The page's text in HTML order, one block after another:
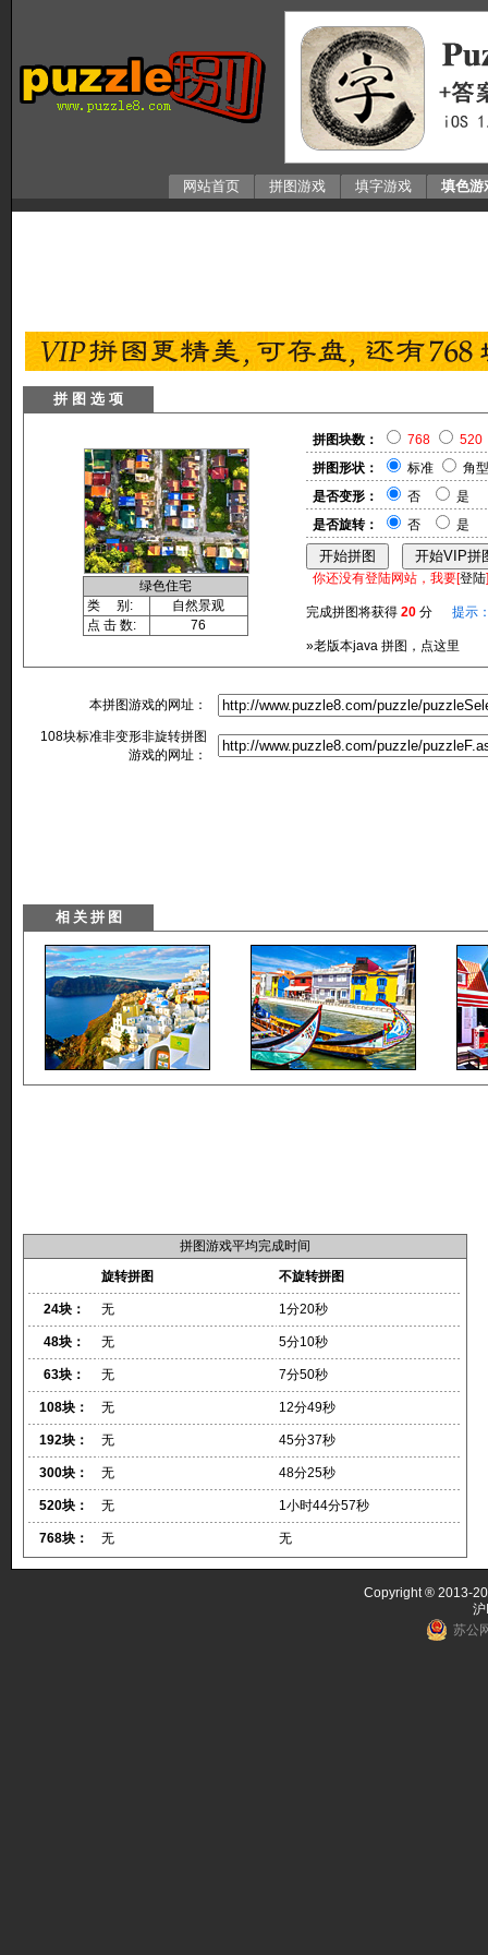
网站首页 拼图游戏 填字游戏 填色游
拼 图 选 项
绿色住宅
类 别:
自然景观
点 击 数:
76
拼图块数： 768
520
拼图形状：
标准
角型
是否变形：
否
是
是否旋转：
否 是
你还没有登陆网站，我要[登陆
完成拼图将获得 20 分 提示
»老版本java 拼图，点这里
本拼图游戏的网址：
108块标准非变形非旋转拼图
游戏的网址：
拼图游戏平均完成时间
旋转拼图
不旋转拼图
24块： 无 1分20秒
48块： 无 5分10秒
63块： 无 7分50秒
108块： 无 12分49秒
192块： 无 45分37秒
300块： 无 48分25秒
520块： 无 1小时44分57秒
768块： 无 无
Copyright ® 2013-
苏公